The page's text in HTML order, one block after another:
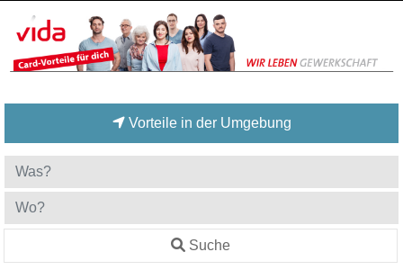
Vorteile in der Umgebung
Suche